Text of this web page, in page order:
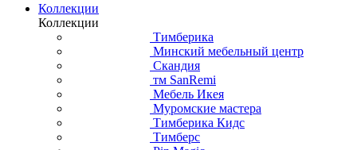
Коллекции
Коллекции
Тимберика
Минский мебельный центр
Скандия
тм SanRemi
Мебель Икея
Муромские мастера
Тимберика Кидс
Тимберс